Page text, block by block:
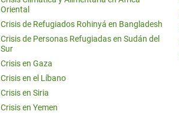
Oriental
Crisis de Refugiados Rohinyá en Bangladesh
Crisis de Personas Refugiadas en Sudán del
Sur
Crisis en Gaza
Crisis en el Líbano
Crisis en Siria
Crisis en Yemen